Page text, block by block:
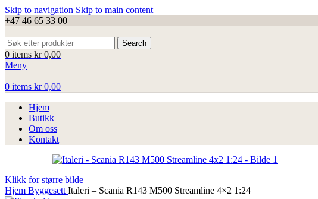
Skip to navigation Skip to main content
+47 46 65 33 00
Search
0 items kr0,00
Meny
0 items kr0,00
Hjem
Butikk
Om oss
Kontakt
Klikk for større bilde
Hjem Byggesett Italeri – Scania R143 M500 Streamline 4×2 1:24